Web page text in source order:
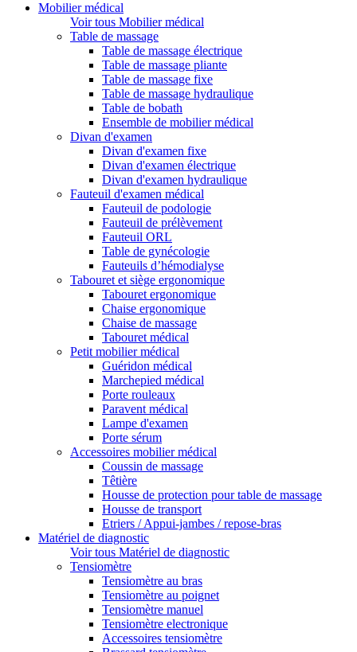
Mobilier médical
Voir tous Mobilier médical
Table de massage
Table de massage électrique
Table de massage pliante
Table de massage fixe
Table de massage hydraulique
Table de bobath
Ensemble de mobilier médical
Divan d'examen
Divan d'examen fixe
Divan d'examen électrique
Divan d'examen hydraulique
Fauteuil d'examen médical
Fauteuil de podologie
Fauteuil de prélèvement
Fauteuil ORL
Table de gynécologie
Fauteuils d’hémodialyse
Tabouret et siège ergonomique
Tabouret ergonomique
Chaise ergonomique
Chaise de massage
Tabouret médical
Petit mobilier médical
Guéridon médical
Marchepied médical
Porte rouleaux
Paravent médical
Lampe d'examen
Porte sérum
Accessoires mobilier médical
Coussin de massage
Têtière
Housse de protection pour table de massage
Housse de transport
Etriers / Appui-jambes / repose-bras
Matériel de diagnostic
Voir tous Matériel de diagnostic
Tensiomètre
Tensiomètre au bras
Tensiomètre au poignet
Tensiomètre manuel
Tensiomètre electronique
Accessoires tensiomètre